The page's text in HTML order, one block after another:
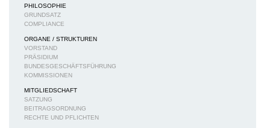
PHILOSOPHIE
GRUNDSATZ
COMPLIANCE
ORGANE / STRUKTUREN
VORSTAND
PRÄSIDIUM
BUNDESGESCHÄFTSFÜHRUNG
KOMMISSIONEN
MITGLIEDSCHAFT
SATZUNG
BEITRAGSORDNUNG
RECHTE UND PFLICHTEN